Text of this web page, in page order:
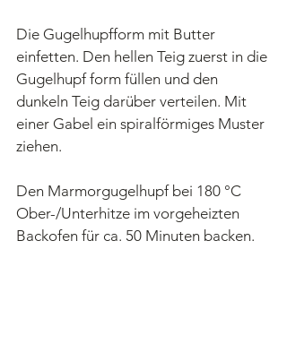
Die Gugelhupfform mit Butter
einfetten. Den hellen Teig zuerst in die
Gugelhupf form füllen und den
dunkeln Teig darüber verteilen. Mit
einer Gabel ein spiralförmiges Muster
ziehen.
Den Marmorgugelhupf bei 180 °C
Ober-/Unterhitze im vorgeheizten
Backofen für ca. 50 Minuten backen.